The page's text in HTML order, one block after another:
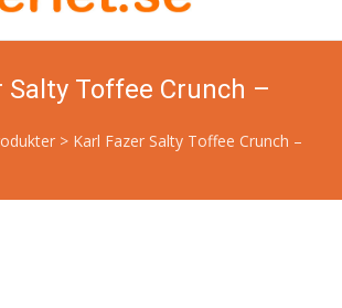
Salty Toffee Crunch –
> Karl Fazer Salty Toffee Crunch –